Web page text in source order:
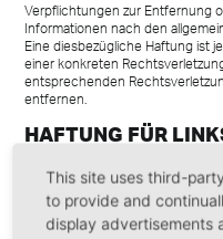
Verpflichtungen zur Entfernung
Informationen nach den
Eine diesbezügliche Haftung ist
einer konkreten
entsprechenden
entfernen.
HAFTUNG FÜR
Inhalte wir keinen Einfluss
Inhalte auch keine Gewähr
Seiten ist stets der jeweilige
verantwortlich. Die verlinkten
This site uses third-
to provide and
display advertisements